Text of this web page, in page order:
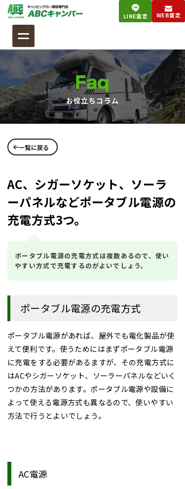
ス
キ
ッ
プ
LINE査定 WEB査定
Faq
お役立ちコラム
一覧に戻る
AC、シガーソケット、ソーラ
ーパネルなどポータブル電源の
充電方式3つ。
ポータブル電源の充電方式は複数あるので、使い
やすい方式で充電するのがよいでしょう。
ポータブル電源の充電方式
ポータブル電源があれば、屋外でも電化製品が使
えて便利です。使うためにはまずポータブル電源
に充電をする必要があるますが、その充電方式に
はACやシガーソケット、ソーラーパネルなどいく
つかの方法があります。ポータブル電源や設備に
よって使える電源方式も異なるので、使いやすい
方法で行うとよいでしょう。
AC電源